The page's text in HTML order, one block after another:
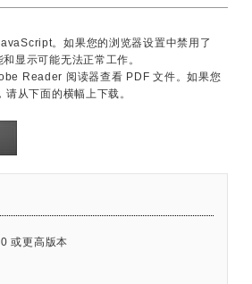
。如果您的浏览器设置中禁用了
显示可能无法正常工作。
Reader 阅读器查看 PDF 文件。如果您
从下面的横幅上下载。
或更高版本